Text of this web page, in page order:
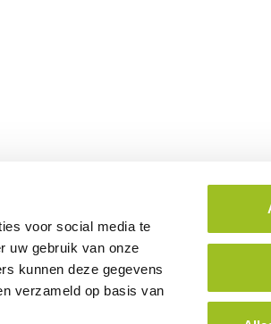
voor social media te
uw gebruik van onze
kunnen deze gegevens
verzameld op basis van
Ook lid worden van het
School aanmelden